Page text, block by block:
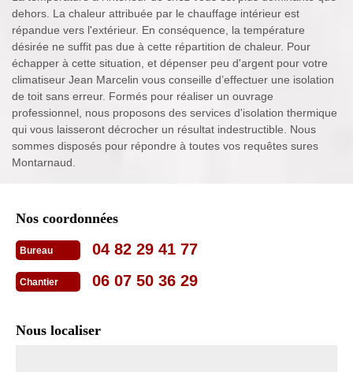
dehors. La chaleur attribuée par le chauffage intérieur est
répandue vers l'extérieur. En conséquence, la température
désirée ne suffit pas due à cette répartition de chaleur. Pour
échapper à cette situation, et dépenser peu d'argent pour votre
climatiseur Jean Marcelin vous conseille d’effectuer une isolation
de toit sans erreur. Formés pour réaliser un ouvrage
professionnel, nous proposons des services d'isolation thermique
qui vous laisseront décrocher un résultat indestructible. Nous
sommes disposés pour répondre à toutes vos requêtes sures
Montarnaud.
Nos coordonnées
Bureau 04 82 29 41 77
Chantier 06 07 50 36 29
Nous localiser